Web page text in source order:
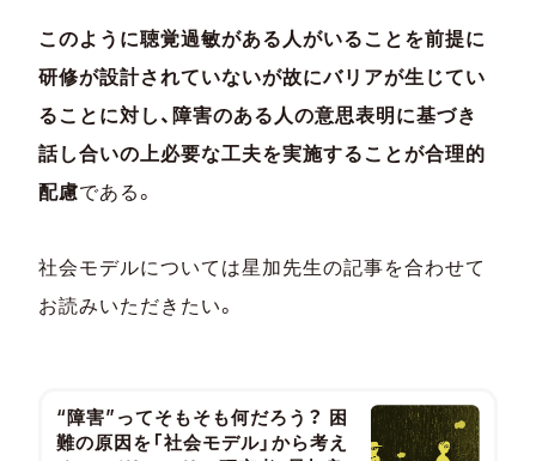
このように聴覚過敏がある人がいることを前提に
研修が設計されていないが故にバリアが生じてい
ることに対し、障害のある人の意思表明に基づき
話し合いの上必要な工夫を実施することが合理的
配慮である。
社会モデルについては星加先生の記事を合わせて
お読みいただきたい。
“障害”ってそもそも何だろう？ 困
難の原因を「社会モデル」から考え